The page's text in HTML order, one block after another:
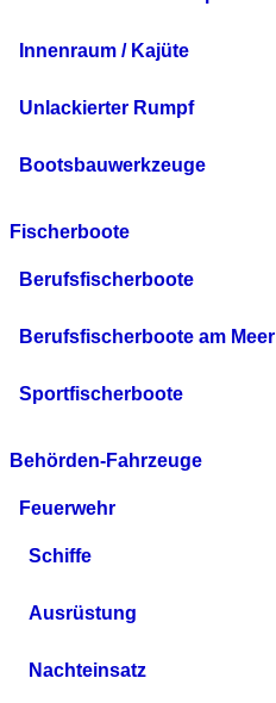
Innenraum / Kajüte
Unlackierter Rumpf
Bootsbauwerkzeuge
Fischerboote
Berufsfischerboote
Berufsfischerboote am Meer
Sportfischerboote
Behörden-Fahrzeuge
Feuerwehr
Schiffe
Ausrüstung
Nachteinsatz